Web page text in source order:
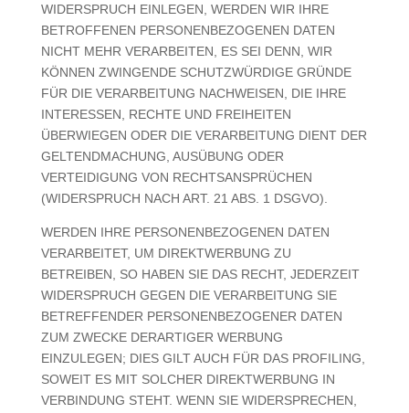
WIDERSPRUCH EINLEGEN, WERDEN WIR IHRE
BETROFFENEN PERSONENBEZOGENEN DATEN
NICHT MEHR VERARBEITEN, ES SEI DENN, WIR
KÖNNEN ZWINGENDE SCHUTZWÜRDIGE GRÜNDE
FÜR DIE VERARBEITUNG NACHWEISEN, DIE IHRE
INTERESSEN, RECHTE UND FREIHEITEN
ÜBERWIEGEN ODER DIE VERARBEITUNG DIENT DER
GELTENDMACHUNG, AUSÜBUNG ODER
VERTEIDIGUNG VON RECHTSANSPRÜCHEN
(WIDERSPRUCH NACH ART. 21 ABS. 1 DSGVO).
WERDEN IHRE PERSONENBEZOGENEN DATEN
VERARBEITET, UM DIREKTWERBUNG ZU
BETREIBEN, SO HABEN SIE DAS RECHT, JEDERZEIT
WIDERSPRUCH GEGEN DIE VERARBEITUNG SIE
BETREFFENDER PERSONENBEZOGENER DATEN
ZUM ZWECKE DERARTIGER WERBUNG
EINZULEGEN; DIES GILT AUCH FÜR DAS PROFILING,
SOWEIT ES MIT SOLCHER DIREKTWERBUNG IN
VERBINDUNG STEHT. WENN SIE WIDERSPRECHEN,